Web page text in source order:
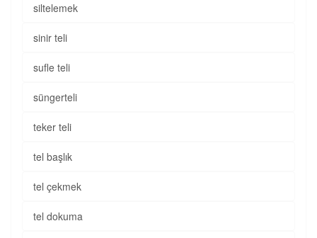
siltelemek
sinir teli
sufle teli
süngerteli
teker teli
tel başlık
tel çekmek
tel dokuma